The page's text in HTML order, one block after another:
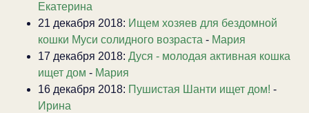
Екатерина
21 декабря 2018: Ищем хозяев для бездомной
кошки Муси солидного возраста - Мария
17 декабря 2018: Дуся - молодая активная кошка
ищет дом - Мария
16 декабря 2018: Пушистая Шанти ищет дом! -
Ирина